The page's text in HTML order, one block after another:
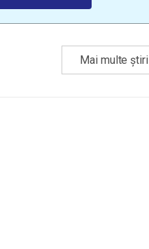
Mai multe știri